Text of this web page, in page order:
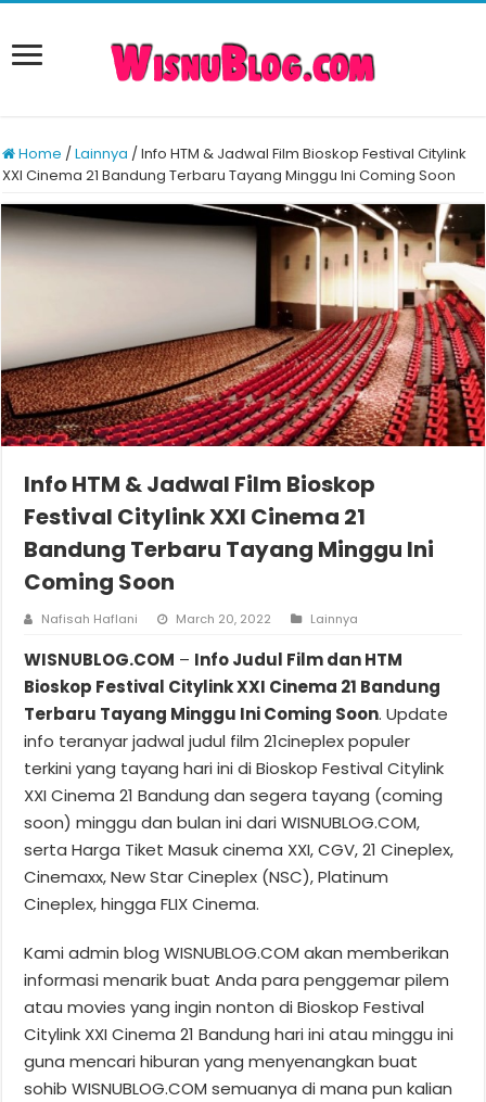
Home /Lainnya /Info HTM & Jadwal Film Bioskop Festival Citylink
XXI Cinema 21 Bandung Terbaru Tayang Minggu Ini Coming Soon
Info HTM & Jadwal Film Bioskop
Festival Citylink XXI Cinema 21
Bandung Terbaru Tayang Minggu Ini
Coming Soon
Nafisah Haflani March 20, 2022 Lainnya
WISNUBLOG.COM – Info Judul Film dan HTM
Bioskop Festival Citylink XXI Cinema 21 Bandung
Terbaru Tayang Minggu Ini Coming Soon. Update
info teranyar jadwal judul film 21cineplex populer
terkini yang tayang hari ini di Bioskop Festival Citylink
XXI Cinema 21 Bandung dan segera tayang (coming
soon) minggu dan bulan ini dari WISNUBLOG.COM,
serta Harga Tiket Masuk cinema XXI, CGV, 21 Cineplex,
Cinemaxx, New Star Cineplex (NSC), Platinum
Cineplex, hingga FLIX Cinema.
Kami admin blog WISNUBLOG.COM akan memberikan
informasi menarik buat Anda para penggemar pilem
atau movies yang ingin nonton di Bioskop Festival
Citylink XXI Cinema 21 Bandung hari ini atau minggu ini
guna mencari hiburan yang menyenangkan buat
sohib WISNUBLOG.COM semuanya di mana pun kalian